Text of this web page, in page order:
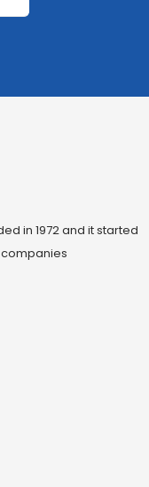
in 1972 and it started